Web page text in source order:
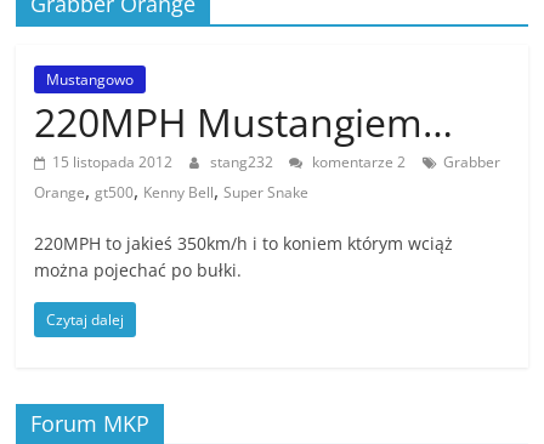
Stowarzyszenia
Klub
Polska
MKP
zrzesza
amerykańskiej
motoryzacji
Mustangowo
220MPH Mustangiem…
15 listopada 2012 stang232 komentarze 2
Grabber
Orange,gt500, Kenny Bell,Super Snake
220MPH to jakieś 350km/h i to koniem którym wciąż
można pojechać po bułki.
Czytaj dalej
Forum MKP